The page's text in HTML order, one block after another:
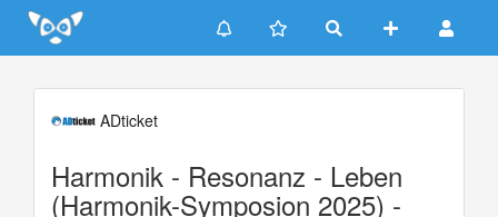
Update cookies preferences
ADticket
Harmonik - Resonanz - Leben
(Harmonik-Symposion 2025) -